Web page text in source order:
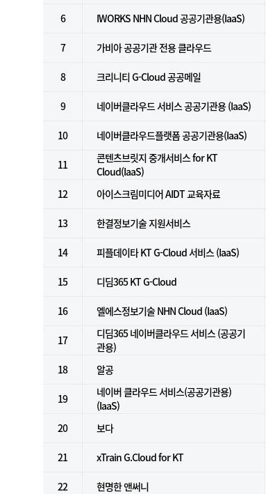
6 IWORKS NHN Cloud 공공기관용(IaaS)
7 가비아 공공기관 전용 클라우드
8 크리니티 G-Cloud 공공메일
9 네이버클라우드 서비스 공공기관용 (IaaS)
10 네이버클라우드플랫폼 공공기관용(IaaS)
11
콘텐츠브릿지 중개서비스 for KT
Cloud(IaaS)
12 아이스크림미디어 AIDT 교육자료
13 한결정보기술 지원서비스
14 피플데이타 KT G-Cloud 서비스 (IaaS)
15 디딤365 KT G-Cloud
16 엘에스정보기술 NHN Cloud (IaaS)
17
디딤365 네이버클라우드 서비스 (공공기
관용)
18 알공
19
네이버 클라우드 서비스(공공기관용)
(IaaS)
20 보다
21 xTrain G.Cloud for KT
22 현명한 앤써니